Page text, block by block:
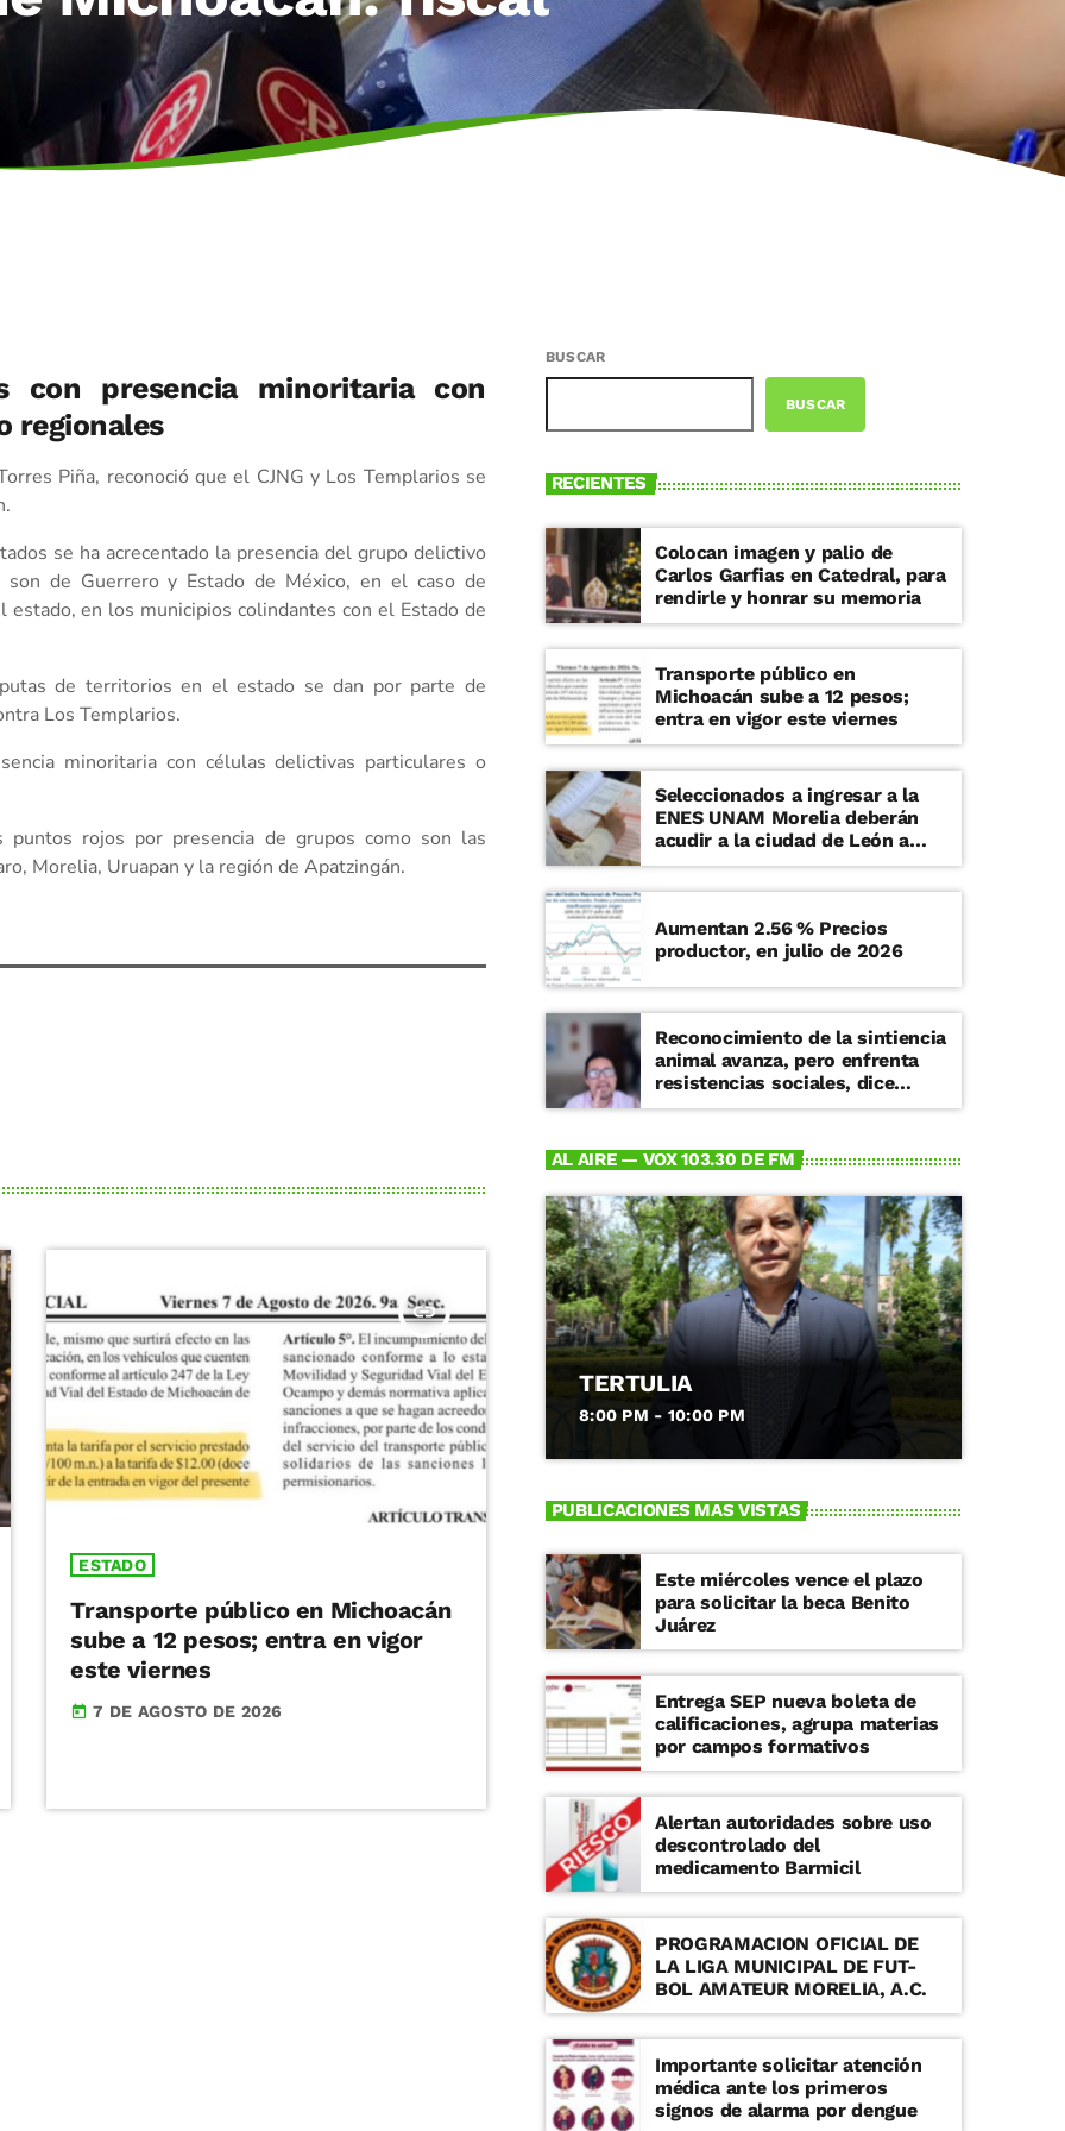
con presencia minoritaria con
regionales
Piña, reconoció que el CJNG y Los Templarios se
se ha acrecentado la presencia del grupo delictivo
son de Guerrero y Estado de México, en el caso de
en los municipios colindantes con el Estado de
de territorios en el estado se dan por parte de
Los Templarios.
minoritaria con células delictivas particulares o
rojos por presencia de grupos como son las
Morelia, Uruapan y la región de Apatzingán.
insert_link
ESTADO
Transporte público en Michoacán
sube a 12 pesos; entra en vigor
este viernes
today 7 DE AGOSTO DE 2026
BUSCAR
BUSCAR
RECIENTES
Colocan imagen y palio de
Carlos Garfias en Catedral, para
rendirle y honrar su memoria
Transporte público en
Michoacán sube a 12 pesos;
entra en vigor este viernes
Seleccionados a ingresar a la
ENES UNAM Morelia deberán
acudir a la ciudad de León a
examen de admisión presencial
Aumentan 2.56 % Precios
productor, en julio de 2026
Reconocimiento de la sintiencia
animal avanza, pero enfrenta
resistencias sociales, dice
especialista
AL AIRE — VOX 103.30 DE FM
TERTULIA
8:00 PM - 10:00 PM
PUBLICACIONES MAS VISTAS
Este miércoles vence el plazo
para solicitar la beca Benito
Juárez
Entrega SEP nueva boleta de
calificaciones, agrupa materias
por campos formativos
Alertan autoridades sobre uso
descontrolado del
medicamento Barmicil
PROGRAMACION OFICIAL DE
LA LIGA MUNICIPAL DE FUT-
BOL AMATEUR MORELIA, A.C.
Importante solicitar atención
médica ante los primeros
signos de alarma por dengue